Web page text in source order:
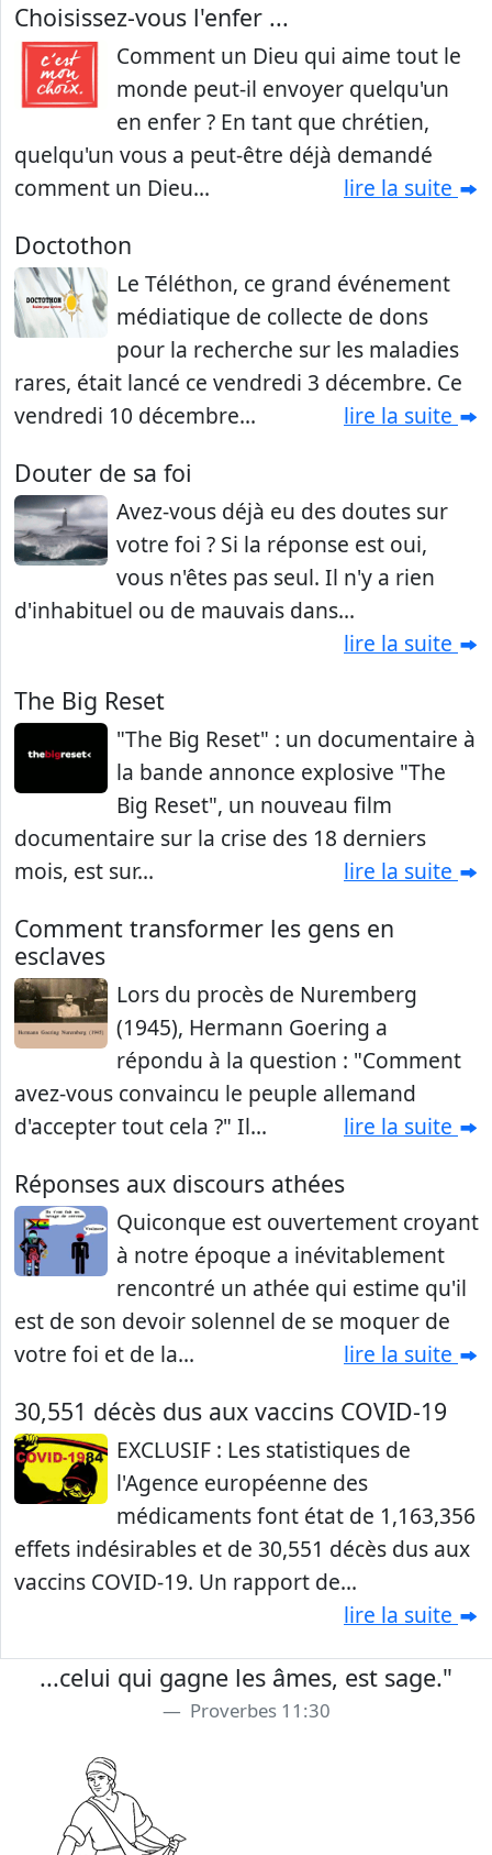
Choisissez-vous l'enfer ...
Comment un Dieu qui aime tout le
monde peut-il envoyer quelqu'un
en enfer ? En tant que chrétien,
quelqu'un vous a peut-être déjà demandé
comment un Dieu...
lire la suite
Doctothon
Le Téléthon, ce grand événement
médiatique de collecte de dons
pour la recherche sur les maladies
rares, était lancé ce vendredi 3 décembre. Ce
vendredi 10 décembre...
lire la suite
Douter de sa foi
Avez-vous déjà eu des doutes sur
votre foi ? Si la réponse est oui,
vous n'êtes pas seul. Il n'y a rien
d'inhabituel ou de mauvais dans...
lire la suite
The Big Reset
"The Big Reset" : un documentaire à
la bande annonce explosive "The
Big Reset", un nouveau film
documentaire sur la crise des 18 derniers
mois, est sur...
lire la suite
Comment transformer les gens en
esclaves
Lors du procès de Nuremberg
(1945), Hermann Goering a
répondu à la question : "Comment
avez-vous convaincu le peuple allemand
d'accepter tout cela ?" Il...
lire la suite
Réponses aux discours athées
Quiconque est ouvertement croyant
à notre époque a inévitablement
rencontré un athée qui estime qu'il
est de son devoir solennel de se moquer de
votre foi et de la...
lire la suite
30,551 décès dus aux vaccins COVID-19
EXCLUSIF : Les statistiques de
l'Agence européenne des
médicaments font état de 1,163,356
effets indésirables et de 30,551 décès dus aux
vaccins COVID-19. Un rapport de...
lire la suite
...celui qui gagne les âmes, est sage."
Proverbes 11:30